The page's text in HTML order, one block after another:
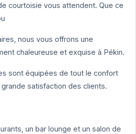
courtoisie vous attendent. Que ce
nous vous offrons une
chaleureuse et exquise à Pékin.
sont équipées de tout le confort
satisfaction des clients.
un bar lounge et un salon de